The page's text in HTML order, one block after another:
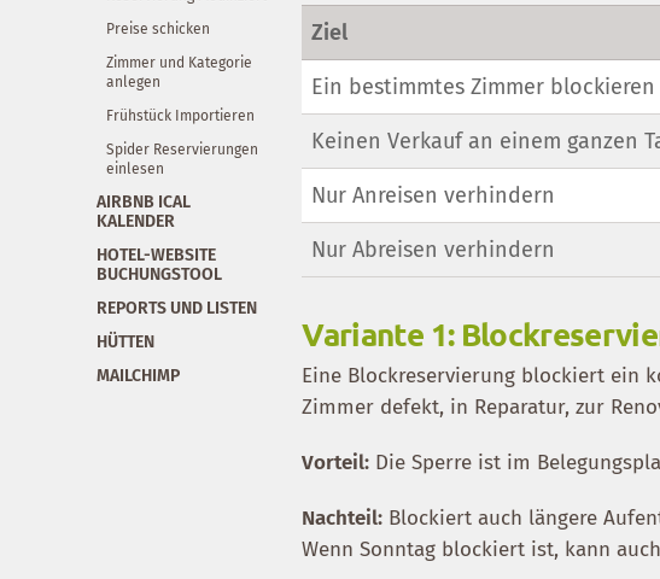
Preise schicken
Zimmer und Kategorie
anlegen
Frühstück Importieren
Spider Reservierungen
einlesen
AIRBNB ICAL
KALENDER
HOTEL-WEBSITE
BUCHUNGSTOOL
REPORTS UND LISTEN
HÜTTEN
MAILCHIMP
Ziel
Ein bestimmtes Zimmer blockieren
Keinen Verkauf an einem ganzen
Nur Anreisen verhindern
Nur Abreisen verhindern
Variante 1:
Eine Blockreservierung blockiert ein
Zimmer defekt, in Reparatur, zur
Vorteil: Die Sperre ist im
Nachteil: Blockiert auch längere
Wenn Sonntag blockiert ist, kann